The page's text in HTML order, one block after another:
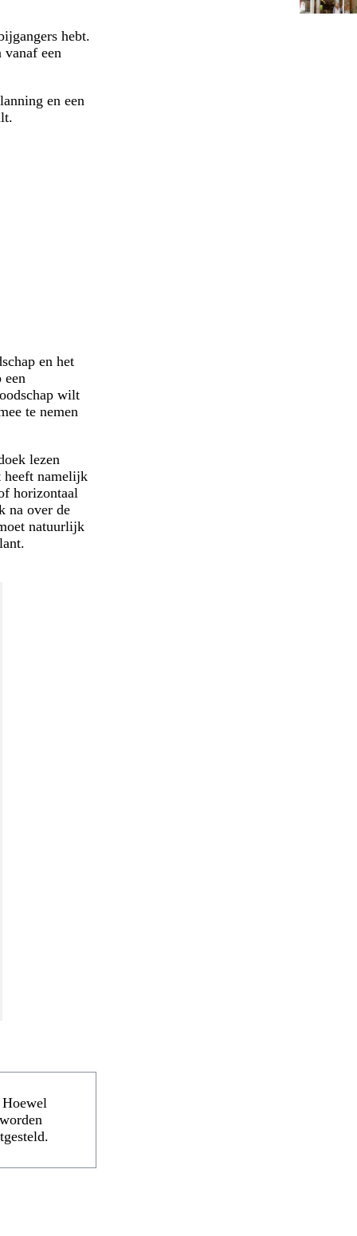
hebt.
vanaf een
en een
en het
een
wilt
te nemen
lezen
heeft namelijk
horizontaal
na over de
natuurlijk